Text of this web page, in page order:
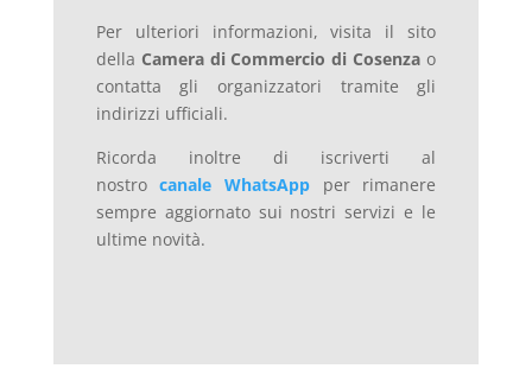
Per ulteriori informazioni, visita il sito
della Camera di Commercio di Cosenza o
contatta gli organizzatori tramite gli
indirizzi ufficiali.
Ricorda inoltre di iscriverti al
nostrocanale WhatsApp
per rimanere
sempre aggiornato sui nostri servizi e le
ultime novità.